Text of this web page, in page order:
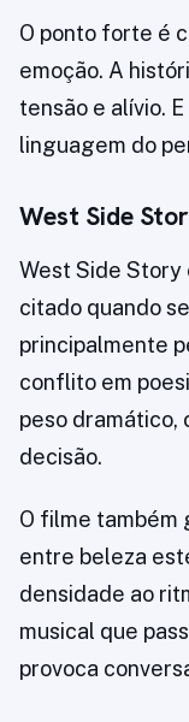
O ponto forte é
emoção. A
tensão e alívio.
linguagem do
West Side
West Side Story
citado quando
principalmente
conflito em
peso dramático,
decisão.
O filme também
entre beleza
densidade ao
musical que
provoca